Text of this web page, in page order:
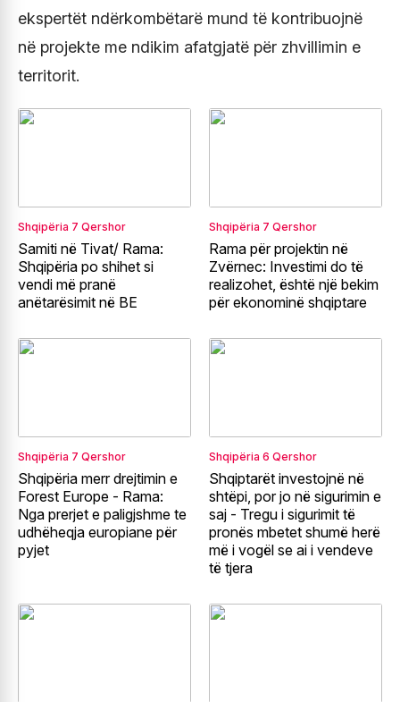
ekspertët ndërkombëtarë mund të kontribuojnë
në projekte me ndikim afatgjatë për zhvillimin e
territorit.
Shqipëria 7 Qershor
Samiti në Tivat/ Rama:
Shqipëria po shihet si
vendi më pranë
anëtarësimit në BE
Shqipëria 7 Qershor
Rama për projektin në
Zvërnec: Investimi do të
realizohet, është një bekim
për ekonominë shqiptare
Shqipëria 7 Qershor
Shqipëria merr drejtimin e
Forest Europe - Rama:
Nga prerjet e paligjshme te
udhëheqja europiane për
pyjet
Shqipëria 6 Qershor
Shqiptarët investojnë në
shtëpi, por jo në sigurimin e
saj - Tregu i sigurimit të
pronës mbetet shumë herë
më i vogël se ai i vendeve
të tjera